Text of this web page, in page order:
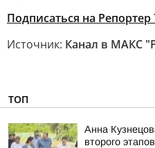
Подписаться на Репортер
Источник: Канал в МАКС
ТОП
Анна
второго